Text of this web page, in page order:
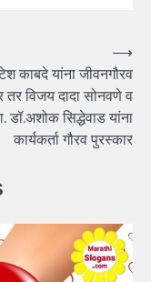
काबदे यांना जीवनगौरव
तर विजय दादा सोनवणे व
डॉ.अशोक सिद्धेवाड यांना
कार्यकर्ता गौरव पुरस्कार
⟶